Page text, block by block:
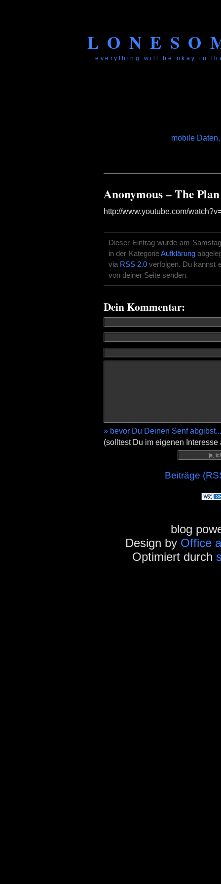
everything will be okay in
mobile
Anonymous – The Plan
http://www.youtube.com/
Dieser Eintrag wurde am
in der KategorieAufklärung
via RSS 2.0 verfolgen. Du kannst
von deiner Seite senden.
Dein Kommentar:
» bevor Du Deinen Senf abgibst...
(solltest Du im eigenen
Beiträge
blog
Design by Office
Optimiert durch